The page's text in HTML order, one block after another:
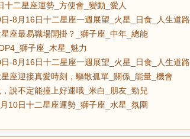
十二星座運勢_方便會_變動_愛人
-8月16日十二星座一週展望_火星_日食_人生道路
座最易職場開掛？_獅子座_中年_總能
獅子座_木星_魅力
-8月16日十二星座一週展望_火星_日食_人生道路
座迎接真愛時刻，驅散孤單_關係_能量_機會
說不定能撞上好運哦_米白_朋友_勁兒
10日十二星座運勢_獅子座_水星_氛圍